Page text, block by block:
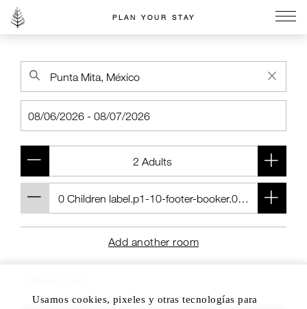
PLAN YOUR STAY
Add another room
Usamos cookies, pixeles y otras tecnologías para